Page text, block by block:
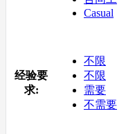
Casual
经验要
求:
不限
不限
需要
不需要